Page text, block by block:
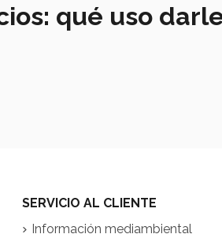
qué uso
SERVICIO AL CLIENTE
Información mediambiental